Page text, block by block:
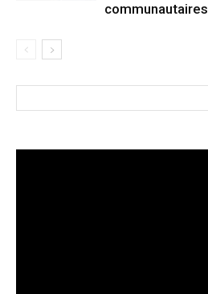
communautaires